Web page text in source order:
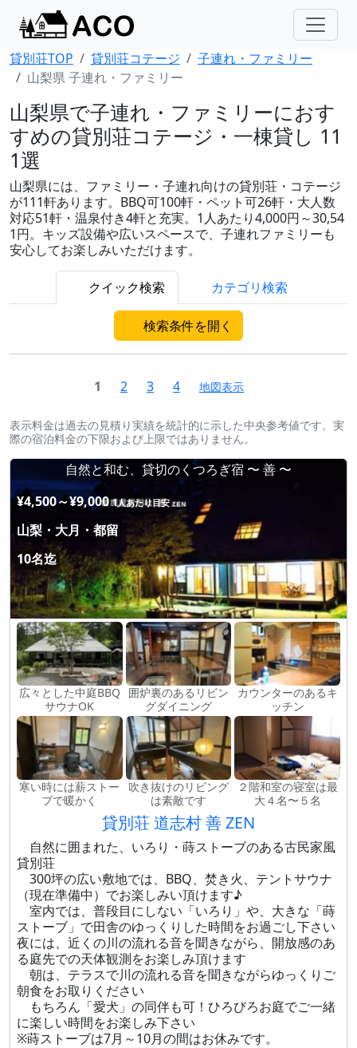
貸別荘TOP 貸別荘コテージ
子連れ・ファミリー
山梨県 子連れ・ファミリー
山梨県で子連れ・ファミリーにおす
すめの貸別荘コテージ・一棟貸し 11
1選
山梨県には、ファミリー・子連れ向けの貸別荘・コテージ
が111軒あります。BBQ可100軒・ペット可26軒・大人数
対応51軒・温泉付き4軒と充実。1人あたり4,000円～30,54
1円。キッズ設備や広いスペースで、子連れファミリーも
安心してお楽しみいただけます。
クイック検索 カテゴリ検索
検索条件を開く
1 2 3 4 地図表示
表示料金は過去の見積り実績を統計的に示した中央参考値です。実
際の宿泊料金の下限および上限ではありません。
自然と和む、貸切のくつろぎ宿 〜 善 〜
¥4,500～¥9,000 1人あたり目安
山梨・大月・都留
10名迄
広々とした中庭BBQ
サウナOK
囲炉裏のあるリビン
グダイニング
カウンターのあるキ
ッチン
寒い時には薪ストー
ブで暖かく
吹き抜けのリビング
は素敵です
２階和室の寝室は最
大４名〜５名
貸別荘 道志村 善 ZEN
自然に囲まれた、いろり・蒔ストーブのある古民家風
貸別荘
300坪の広い敷地では、BBQ、焚き火、テントサウナ
（現在準備中）でお楽しみい頂けます♪
室内では、普段目にしない「いろり」や、大きな「蒔
ストーブ」で田舎のゆっくりした時間をお過ごし下さい
夜には、近くの川の流れる音を聞きながら、開放感のあ
る庭先での天体観測をお楽しみ頂けます
朝は、テラスで川の流れる音を聞きながらゆっくりご
朝食をお取りください
もちろん「愛犬」の同伴も可！ひろびろお庭でご一緒
に楽しい時間をお楽しみ下さい
※蒔ストーブは7月～10月の間はお休みです。